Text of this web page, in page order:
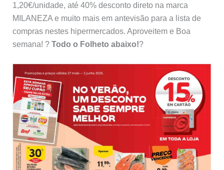
1,20€/unidade, até 40% desconto direto na marca
MILANEZA e muito mais em antevisão para a lista de
compras nestes hipermercados. Aproveitem e Boa
semana! ? Todo o Folheto abaixo!?